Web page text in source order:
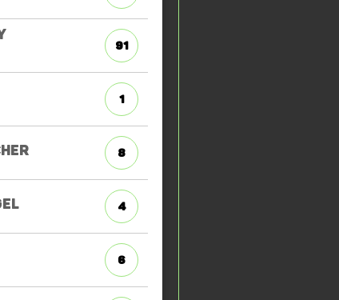
91
1
8
4
6